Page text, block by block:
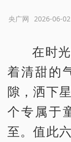
2026-06-
央广网
在时
着清甜的
隙，洒下
个专属于
至。值此